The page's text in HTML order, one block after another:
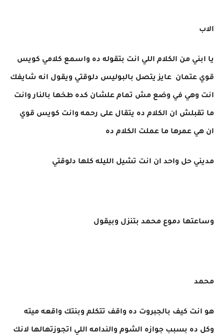
الاب
يا ابني من الكلام اللي انت بتقوله ده واسمع كلامي كويس
قوي عتمان عايز يتصل بالبوليس دلوقتي ويقول انه شايفك
انت وهي في وضع مش تمام علشان كده طخها بالنار وانت
ما تقبلش ان الكلام ده يتقال على رحمه وانت كويس قوي
ان هي عمرها ما عملت الكلام ده
مديني حل واحد ان انت تشيل الليله كلها دلوقتي
وساعتها دموع محمد بتنزل وبيقول
محمد
هو انت كيف بالجبروت ده واقف تتكلم وبنتك واقعه ميته
وكل ده بسبب جوازه الشوم والندامه اللي اتجوزتهالها لانك